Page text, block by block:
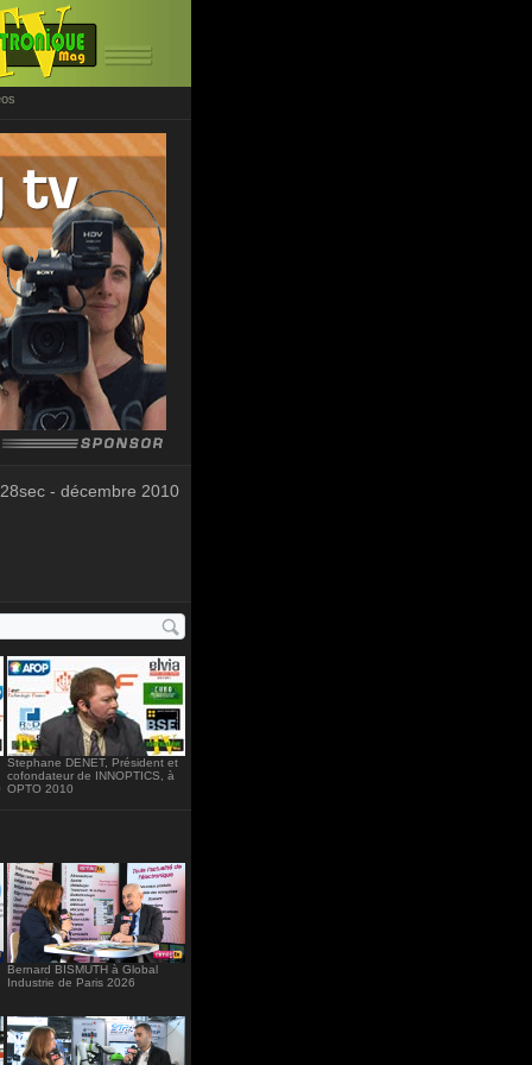
- décembre 2010
Stephane DENET, Président et
cofondateur de INNOPTICS, à
OPTO 2010
Bernard BISMUTH à Global
Industrie de Paris 2026